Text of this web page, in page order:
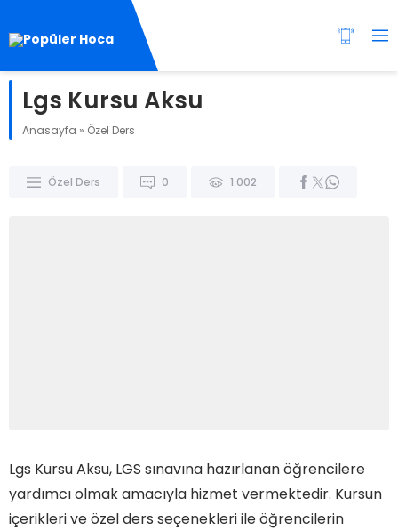
Lgs Kursu Aksu
Anasayfa » Özel Ders
Özel Ders 0 1.002
Lgs Kursu Aksu, LGS sınavına hazırlanan öğrencilere
yardımcı olmak amacıyla hizmet vermektedir. Kursun
içerikleri ve özel ders seçenekleri ile öğrencilerin